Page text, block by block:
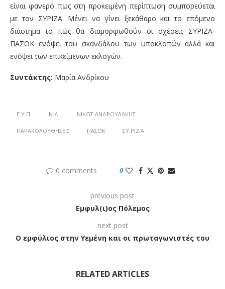
είναι φανερό πως στη προκειμένη περίπτωση συμπορεύεται
με τον ΣΥΡΙΖΑ. Μένει να γίνει ξεκάθαρο και το επόμενο
διάστημα το πώς θα διαμορφωθούν οι σχέσεις ΣΥΡΙΖΑ-
ΠΑΣΟΚ ενόψει του σκανδάλου των υποκλοπών αλλά και
ενόψει των επικείμενων εκλογών.
Συντάκτης: Μαρία Ανδρίκου
Ε.Υ.Π. Ν.Δ. ΝΊΚΟΣ ΑΝΔΡΟΥΛΆΚΗΣ
ΠΑΡΑΚΟΛΟΥΘΉΣΕΙΣ ΠΑΣΟΚ ΣΥ.ΡΙΖ.Α
0 comments 0
previous post
Εμφυλ(ι)ος Πόλεμος
next post
Ο εμφύλιος στην Υεμένη και οι πρωταγωνιστές του
RELATED ARTICLES